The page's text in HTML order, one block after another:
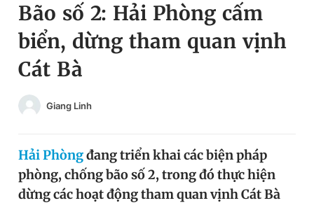
Chuyên mục
Chuyên mục khác
Chào ngày mới
Video Magazine
Đổi mật khẩu
Tin đã lưu
Bão số 2: Hải Phòng cấm
biển, dừng tham quan vịnh
Cát Bà
Giang Linh
Hải Phòngđang triển khai các biện pháp
phòng, chống bão số 2, trong đó thực hiện
dừng các hoạt động tham quan vịnh Cát Bà